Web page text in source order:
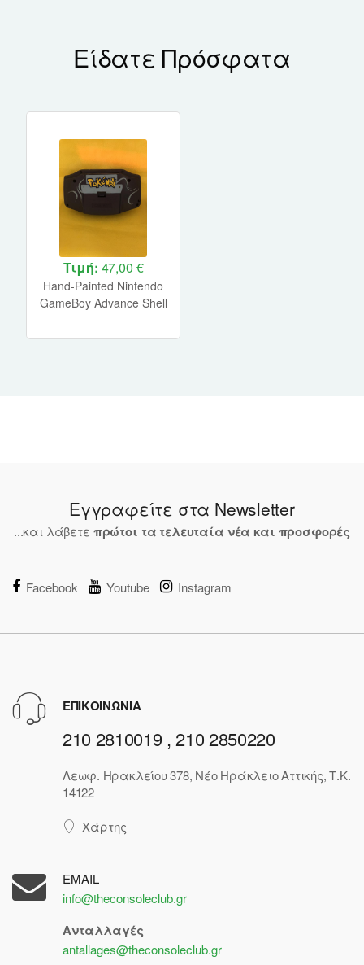
Είδατε Πρόσφατα
Τιμή: 47,00 €
Hand-Painted Nintendo
GameBoy Advance Shell
Εγγραφείτε στα Newsletter
...και λάβετε πρώτοι τα τελευταία νέα και προσφορές
Facebook Youtube Instagram
ΕΠΙΚΟΙΝΩΝΙΑ
210 2810019 , 210 2850220
Λεωφ. Ηρακλείου 378, Νέο Ηράκλειο Αττικής, Τ.Κ.
14122
Χάρτης
EMAIL
info@theconsoleclub.gr
Ανταλλαγές
antallages@theconsoleclub.gr